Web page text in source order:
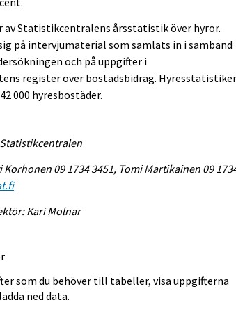
av Statistikcentralens årsstatistik över hyror.
på intervjumaterial som samlats in i samband
och på uppgifter i
register över bostadsbidrag.
000 hyresbostäder.
09 1734 3451, Tomi Martikainen 09
Kari Molnar
som du behöver till tabeller, visa uppgifterna
ned data.